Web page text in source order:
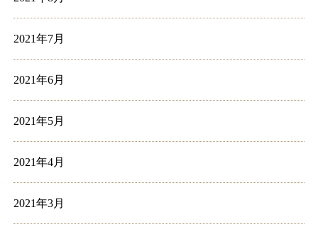
2021年7月
2021年6月
2021年5月
2021年4月
2021年3月